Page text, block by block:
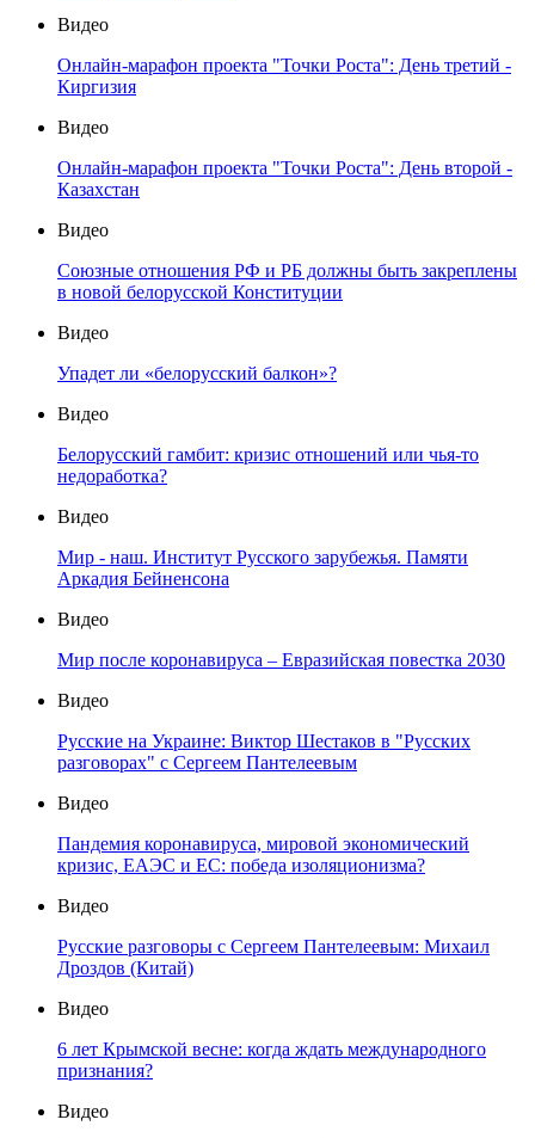
Видео
Онлайн-марафон проекта "Точки Роста": День третий -
Киргизия
Видео
Онлайн-марафон проекта "Точки Роста": День второй -
Казахстан
Видео
Союзные отношения РФ и РБ должны быть закреплены
в новой белорусской Конституции
Видео
Упадет ли «белорусский балкон»?
Видео
Белорусский гамбит: кризис отношений или чья-то
недоработка?
Видео
Мир - наш. Институт Русского зарубежья. Памяти
Аркадия Бейненсона
Видео
Мир после коронавируса – Евразийская повестка 2030
Видео
Русские на Украине: Виктор Шестаков в "Русских
разговорах" с Сергеем Пантелеевым
Видео
Пандемия коронавируса, мировой экономический
кризис, ЕАЭС и ЕС: победа изоляционизма?
Видео
Русские разговоры с Сергеем Пантелеевым: Михаил
Дроздов (Китай)
Видео
6 лет Крымской весне: когда ждать международного
признания?
Видео